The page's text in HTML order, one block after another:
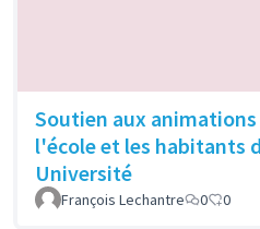
Soutien aux animations
l'école et les habitants
Université
François Lechantre 0 0